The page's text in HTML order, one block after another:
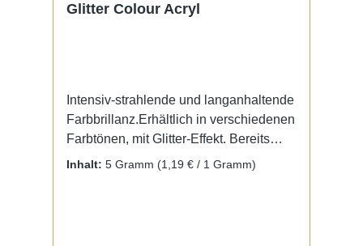
Glitter Colour Acryl
Intensiv-strahlende und langanhaltende
Farbbrillanz.Erhältlich in verschiedenen
Farbtönen, mit Glitter-Effekt. Bereits
fertig zur Benutzung mit Liquid. Kein
Inhalt: 5 Gramm (1,19 € / 1 Gramm)